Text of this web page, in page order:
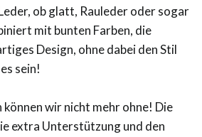
ob glatt, Rauleder oder sogar
mit bunten Farben, die
Design, ohne dabei den Stil
sein!
können wir nicht mehr ohne! Die
extra Unterstützung und den